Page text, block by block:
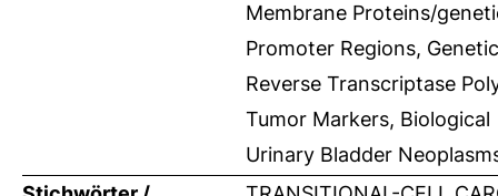
Membrane Proteins/
Promoter Regions, Genetic
Reverse Transcriptase
Tumor Markers, Biological
Urinary Bladder